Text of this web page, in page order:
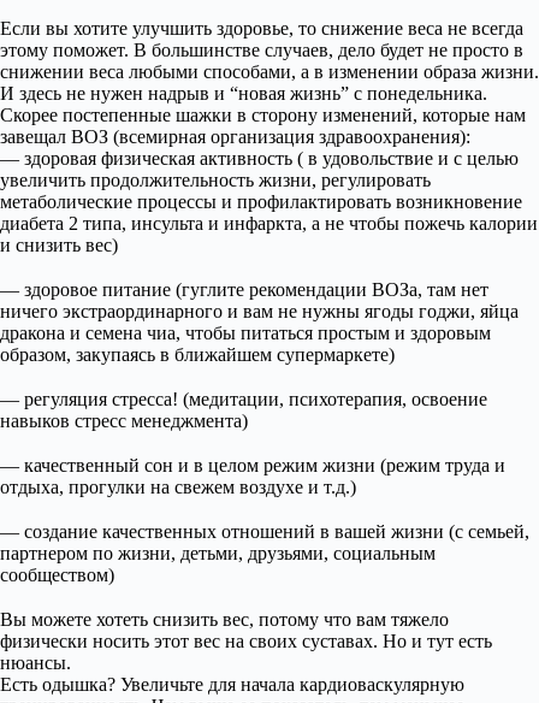
Если вы хотите улучшить здоровье, то снижение веса не всегда
этому поможет. В большинстве случаев, дело будет не просто в
снижении веса любыми способами, а в изменении образа жизни.
И здесь не нужен надрыв и “новая жизнь” с понедельника.
Скорее постепенные шажки в сторону изменений, которые нам
завещал ВОЗ (всемирная организация здравоохранения):
— здоровая физическая активность ( в удовольствие и с целью
увеличить продолжительность жизни, регулировать
метаболические процессы и профилактировать возникновение
диабета 2 типа, инсульта и инфаркта, а не чтобы пожечь калории
и снизить вес)
— здоровое питание (гуглите рекомендации ВОЗа, там нет
ничего экстраординарного и вам не нужны ягоды годжи, яйца
дракона и семена чиа, чтобы питаться простым и здоровым
образом, закупаясь в ближайшем супермаркете)
— регуляция стресса! (медитации, психотерапия, освоение
навыков стресс менеджмента)
— качественный сон и в целом режим жизни (режим труда и
отдыха, прогулки на свежем воздухе и т.д.)
— создание качественных отношений в вашей жизни (с семьей,
партнером по жизни, детьми, друзьями, социальным
сообществом)
Вы можете хотеть снизить вес, потому что вам тяжело
физически носить этот вес на своих суставах. Но и тут есть
нюансы.
Есть одышка? Увеличьте для начала кардиоваскулярную